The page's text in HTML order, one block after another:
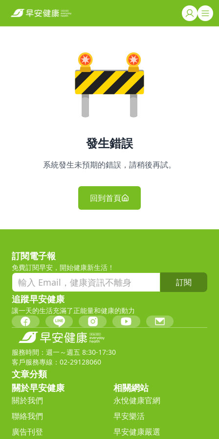
發生錯誤
系統發生未預期的錯誤，請稍後再試。
回到首頁
訂閱電子報
免費訂閱早安，開始健康新生活！
訂閱
追蹤早安健康
讓一天的生活充滿了正能量和健康的動力
服務時間：週一～週五 8:30-17:30
客戶服務專線：02-29128060
文章分類
關於早安健康
關於我們
聯絡我們
廣告刊登
相關網站
永悅健康官網
早安樂活
早安健康嚴選